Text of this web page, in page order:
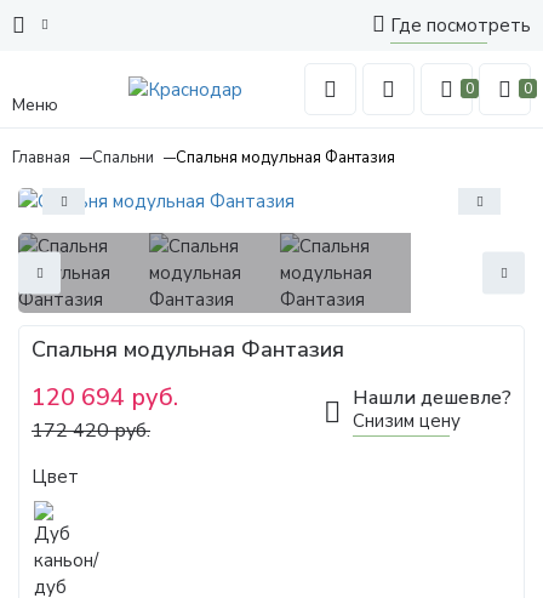
Где посмотреть
Меню
0 0
Главная Спальни Спальня модульная Фантазия
Спальня модульная Фантазия
120 694 руб.
172 420 руб.
Нашли дешевле?
Снизим цену
Цвет